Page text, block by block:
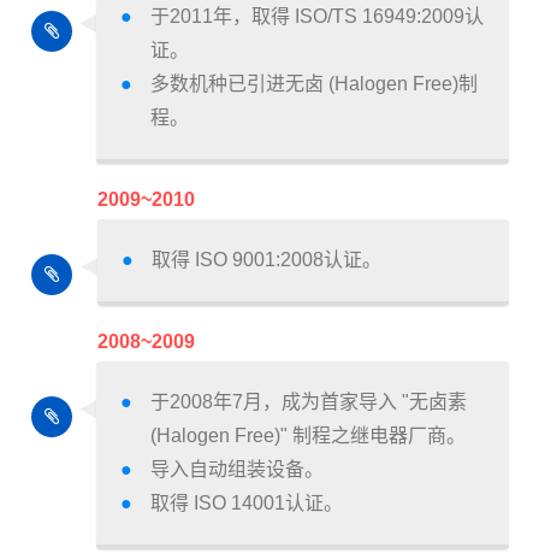
于2011年，取得 ISO/TS 16949:2009认
证。
多数机种已引进无卤 (Halogen Free)制
程。
2009~2010
取得 ISO 9001:2008认证。
2008~2009
于2008年7月，成为首家导入 "无卤素
(Halogen Free)" 制程之继电器厂商。
导入自动组装设备。
取得 ISO 14001认证。